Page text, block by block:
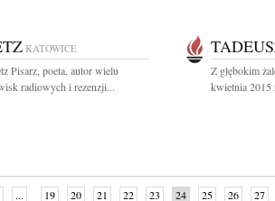
KATOWICE
Pisarz, poeta, autor wielu
radiowych i rezenzji...
Z głębokim
kwietnia 2015
... 19 20 21 22 23 24 25 26 27